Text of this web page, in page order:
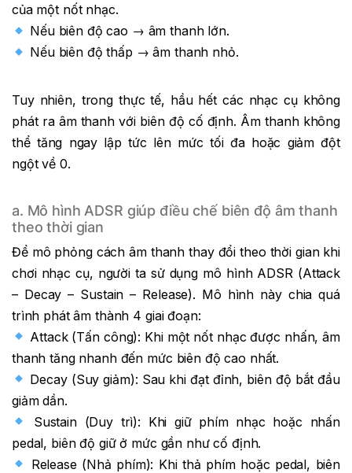
của một nốt nhạc.
Nếu biên độ cao → âm thanh lớn.
Nếu biên độ thấp → âm thanh nhỏ.
Tuy nhiên, trong thực tế, hầu hết các nhạc cụ không
phát ra âm thanh với biên độ cố định. Âm thanh không
thể tăng ngay lập tức lên mức tối đa hoặc giảm đột
ngột về 0.
a. Mô hình ADSR giúp điều chế biên độ âm thanh
theo thời gian
Để mô phỏng cách âm thanh thay đổi theo thời gian khi
chơi nhạc cụ, người ta sử dụng mô hình ADSR (Attack
– Decay – Sustain – Release). Mô hình này chia quá
trình phát âm thành 4 giai đoạn:
Attack (Tấn công): Khi một nốt nhạc được nhấn, âm
thanh tăng nhanh đến mức biên độ cao nhất.
Decay (Suy giảm): Sau khi đạt đỉnh, biên độ bắt đầu
giảm dần.
Sustain (Duy trì): Khi giữ phím nhạc hoặc nhấn
pedal, biên độ giữ ở mức gần như cố định.
Release (Nhả phím): Khi thả phím hoặc pedal, biên